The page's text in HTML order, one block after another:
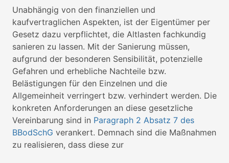
Unabhängig von den finanziellen und
kaufvertraglichen Aspekten, ist der Eigentümer per
Gesetz dazu verpflichtet, die Altlasten fachkundig
sanieren zu lassen. Mit der Sanierung müssen,
aufgrund der besonderen Sensibilität, potenzielle
Gefahren und erhebliche Nachteile bzw.
Belästigungen für den Einzelnen und die
Allgemeinheit verringert bzw. verhindert werden. Die
konkreten Anforderungen an diese gesetzliche
Vereinbarung sind in Paragraph 2 Absatz 7 des
BBodSchG verankert. Demnach sind die Maßnahmen
zu realisieren, dass diese zur